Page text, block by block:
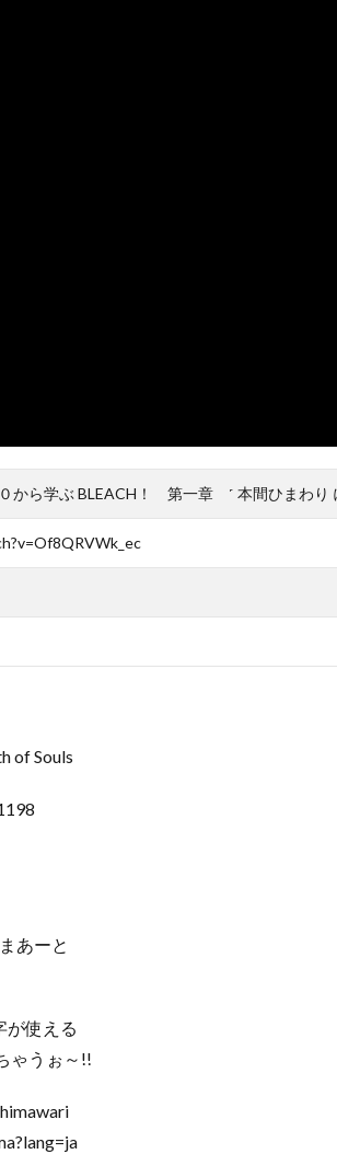
０から学ぶ BLEACH！ 第一章 ˹ 本間ひまわり
Souls
あーと
使える
うぉ～!!